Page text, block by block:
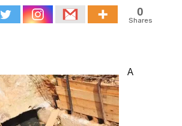
0
Shares
A